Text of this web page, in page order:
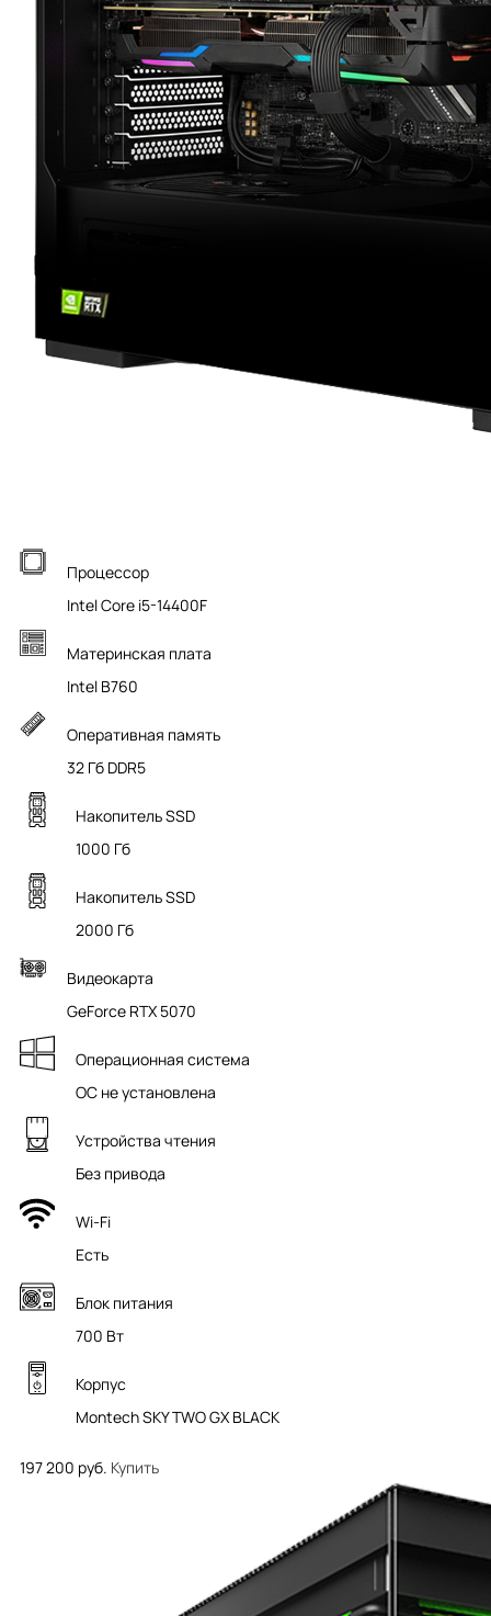
Процессор
Intel Core i5-14400F
Материнская плата
Intel B760
Оперативная память
32 Гб DDR5
Накопитель SSD
1000 Гб
Накопитель SSD
2000 Гб
Видеокарта
GeForce RTX 5070
Операционная система
ОС не установлена
Устройства чтения
Без привода
Wi-Fi
Есть
Блок питания
700 Вт
Корпус
Montech SKY TWO GX BLACK
197 200 руб. Купить